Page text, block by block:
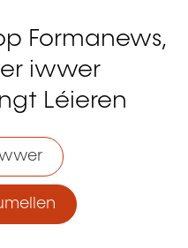
Formanews,
iwwer
Léieren